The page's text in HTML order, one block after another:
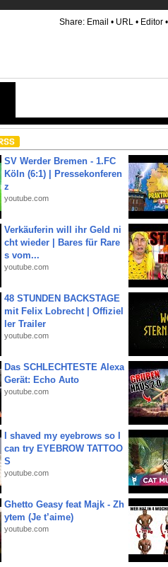
Share: Email • URL • Editor •
SV Werder Bremen - 1.FC
Köln (6:1) | Pressekonferen
z
youtube.com
Verkäuferin will ihr Geld ni
cht wieder | Bares für Rare
s vom...
youtube.com
48 STUNDEN BACKSTAGE
mit Felix Lobrecht | Offiziel
ler Trailer
youtube.com
Das SCHLECHTESTE Alexa
Gerät: Echo Auto
youtube.com
I shaved my eyebrows so I
can try EYEBROW TATTOO
S
youtube.com
Ghetto Geasy feat Majk - Zh
ytem (Je t’aime)
youtube.com